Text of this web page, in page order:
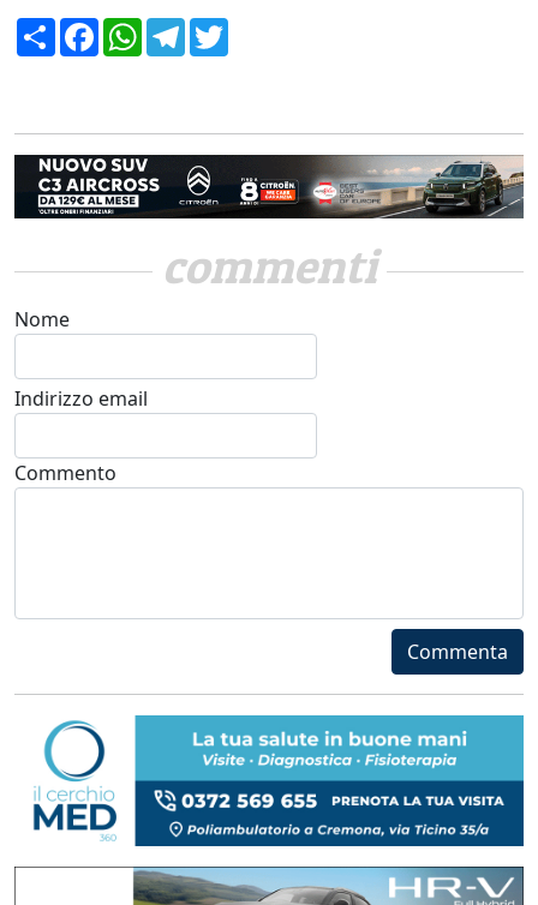
CondividiFacebookWhatsApp
Telegram
commenti
Nome
Indirizzo email
Commento
Commenta